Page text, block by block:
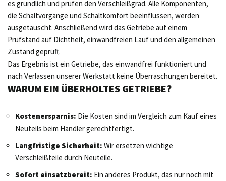
es gründlich und prüfen den Verschleißgrad. Alle Komponenten,
die Schaltvorgänge und Schaltkomfort beeinflussen, werden
ausgetauscht. Anschließend wird das Getriebe auf einem
Prüfstand auf Dichtheit, einwandfreien Lauf und den allgemeinen
Zustand geprüft.
Das Ergebnis ist ein Getriebe, das einwandfrei funktioniert und
nach Verlassen unserer Werkstatt keine Überraschungen bereitet.
WARUM EIN ÜBERHOLTES GETRIEBE?
Kostenersparnis: Die Kosten sind im Vergleich zum Kauf eines
Neuteils beim Händler gerechtfertigt.
Langfristige Sicherheit: Wir ersetzen wichtige
Verschleißteile durch Neuteile.
Sofort einsatzbereit: Ein anderes Produkt, das nur noch mit